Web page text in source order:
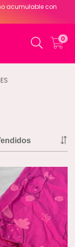
(no acumulable con
0